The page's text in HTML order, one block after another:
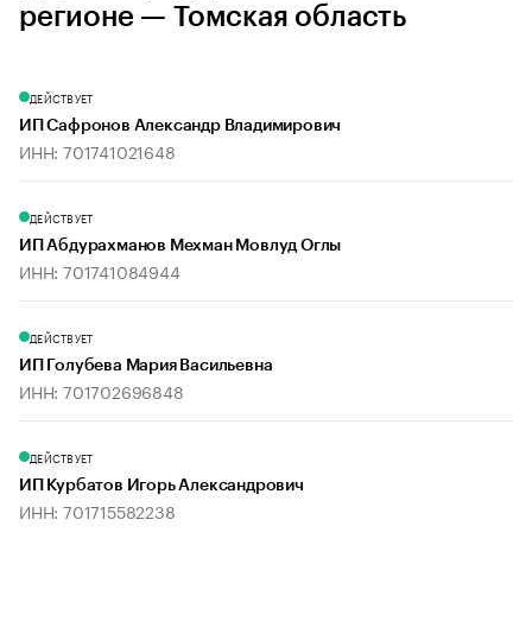
регионе — Томская область
ДЕЙСТВУЕТ
ИП Сафронов Александр Владимирович
ИНН: 701741021648
ДЕЙСТВУЕТ
ИП Абдурахманов Мехман Мовлуд Оглы
ИНН: 701741084944
ДЕЙСТВУЕТ
ИП Голубева Мария Васильевна
ИНН: 701702696848
ДЕЙСТВУЕТ
ИП Курбатов Игорь Александрович
ИНН: 701715582238